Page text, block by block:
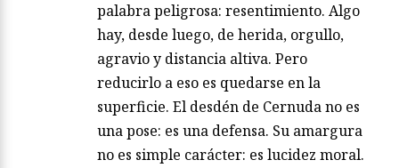
palabra peligrosa: resentimiento. Algo
hay, desde luego, de herida, orgullo,
agravio y distancia altiva. Pero
reducirlo a eso es quedarse en la
superficie. El desdén de Cernuda no es
una pose: es una defensa. Su amargura
no es simple carácter: es lucidez moral.